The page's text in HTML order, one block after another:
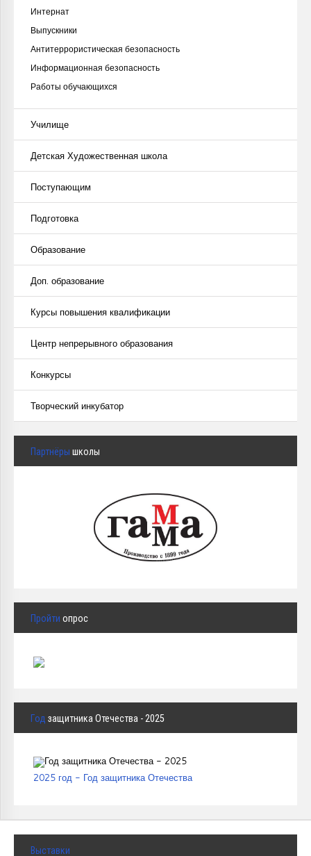
Интернат
Выпускники
Антитеррористическая безопасность
Информационная безопасность
Работы обучающихся
Училище
Детская Художественная школа
Поступающим
Подготовка
Образование
Доп. образование
Курсы повышения квалификации
Центр непрерывного образования
Конкурсы
Творческий инкубатор
Партнёры школы
Пройти опрос
Год защитника Отечества - 2025
2025 год - Год защитника Отечества
Выставки